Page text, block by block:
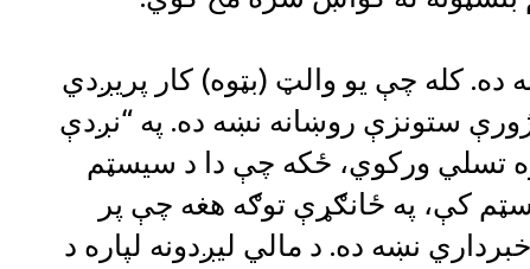
ده. کله چې یو والټ (بټوه) کار پریږدي
ستونزې روښانه نښه ده. په “نږدې
تسلي ورکوي، ځکه چې دا د سیسټم
کې، په ځانګړې توګه هغه چې پر
نښه ده. د مالي لیږدونه لپاره د